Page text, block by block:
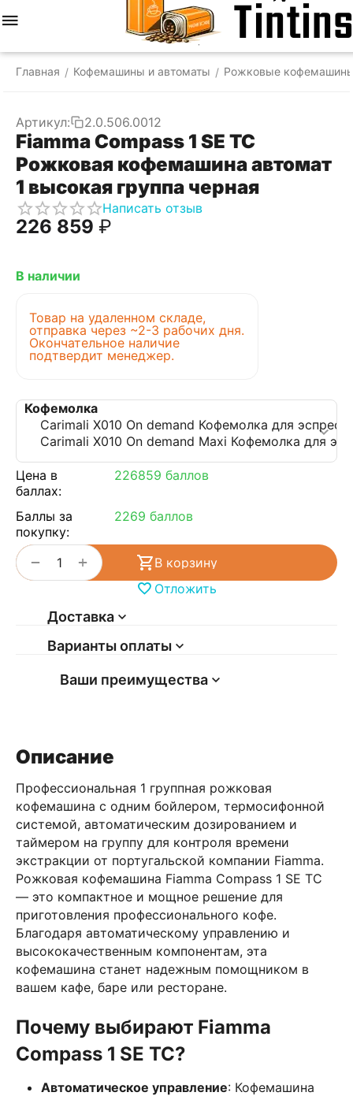
Главная / Кофемашины и автоматы / Рожковые
Артикул: 2.0.506.0012
Fiamma Compass 1 SE TC
Рожковая кофемашина автомат
1 высокая группа черная
Написать отзыв
226 859 ₽
В наличии
Товар на удаленном складе,
отправка через ~2-3 рабочих дня.
Окончательное наличие
подтвердит менеджер.
Цена в
баллах:
226859 баллов
Баллы за
покупку:
2269 баллов
+
−
В корзину
Отложить
Доставка
Варианты оплаты
Ваши преимущества
Описание
Профессиональная 1 группная рожковая
кофемашина с одним бойлером, термосифонной
системой, автоматическим дозированием и
таймером на группу для контроля времени
экстракции от португальской компании Fiamma.
Рожковая кофемашина Fiamma Compass 1 SE TC
— это компактное и мощное решение для
приготовления профессионального кофе.
Благодаря автоматическому управлению и
высококачественным компонентам, эта
кофемашина станет надежным помощником в
вашем кафе, баре или ресторане.
Почему выбирают Fiamma
Compass 1 SE TC?
Автоматическое управление: Кофемашина
Корзина Отложенные
товары
Аккаунт